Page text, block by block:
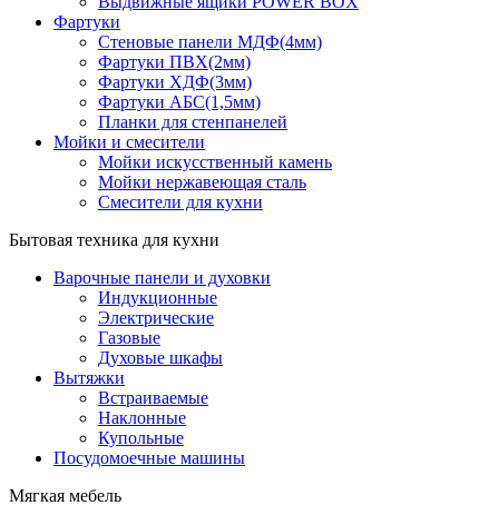
Фартуки
Стеновые панели МДФ(4мм)
Фартуки ПВХ(2мм)
Фартуки ХДФ(3мм)
Фартуки АБС(1,5мм)
Планки для стенпанелей
Мойки и смесители
Мойки искусственный камень
Мойки нержавеющая сталь
Смесители для кухни
Бытовая техника для кухни
Варочные панели и духовки
Индукционные
Электрические
Газовые
Духовые шкафы
Вытяжки
Встраиваемые
Наклонные
Купольные
Посудомоечные машины
Мягкая мебель